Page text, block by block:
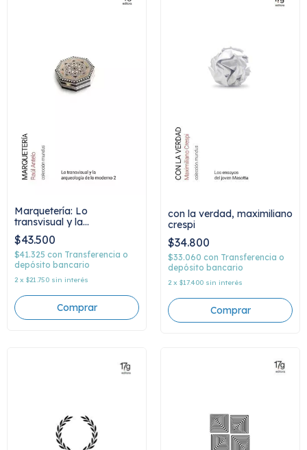
Marquetería: Lo
transvisual y la
arqueologia de lo
moderno 2, Raúl Antelo
$43.500
$41.325 con Transferencia o
depósito bancario
2 x $21.750 sin interés
con la verdad, maximiliano
crespi
$34.800
$33.060 con Transferencia o
depósito bancario
2 x $17.400 sin interés